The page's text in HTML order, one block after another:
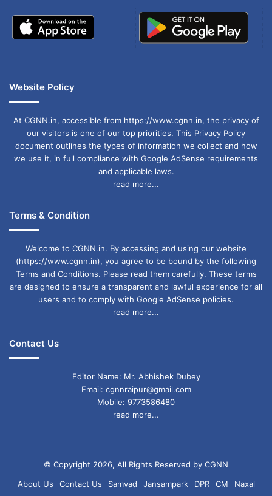
Website Policy
At CGNN.in, accessible from https://www.cgnn.in, the privacy of
our visitors is one of our top priorities. This Privacy Policy
document outlines the types of information we collect and how
we use it, in full compliance with Google AdSense requirements
and applicable laws.
read more...
Terms & Condition
Welcome to CGNN.in. By accessing and using our website
(https://www.cgnn.in), you agree to be bound by the following
Terms and Conditions. Please read them carefully. These terms
are designed to ensure a transparent and lawful experience for all
users and to comply with Google AdSense policies.
read more...
Contact Us
Editor Name: Mr. Abhishek Dubey
Email: cgnnraipur@gmail.com
Mobile: 9773586480
read more...
© Copyright 2026, All Rights Reserved by CGNN
About Us
Contact Us Samvad Jansampark DPR CM Naxal